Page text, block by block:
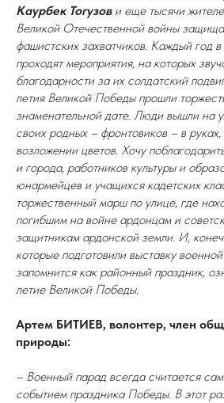
Каурбек Тогузови еще тысячи
Великой Отечественной войны
фашистских захватчиков. Каждый год
проходят мероприятия, на которых
благодарности за их солдатский
летия Великой Победы прошли
знаменательной дате. Люди вышли на
своих родных – фронтовиков – в руках,
возложении цветов. Хочу
и города, работников культуры и
юнармейцев и учащихся кадетских
торжественный марш по улице, где
погибшим на войне ардонцам и
защитникам ардонской земли. И,
которые подготовили выставку
запомнится как районный праздник,
летие Великой Победы.
Артем БИТИЕВ, волонтер, член
природы:
– Военный парад всегда считается
событием праздника Победы. В этот